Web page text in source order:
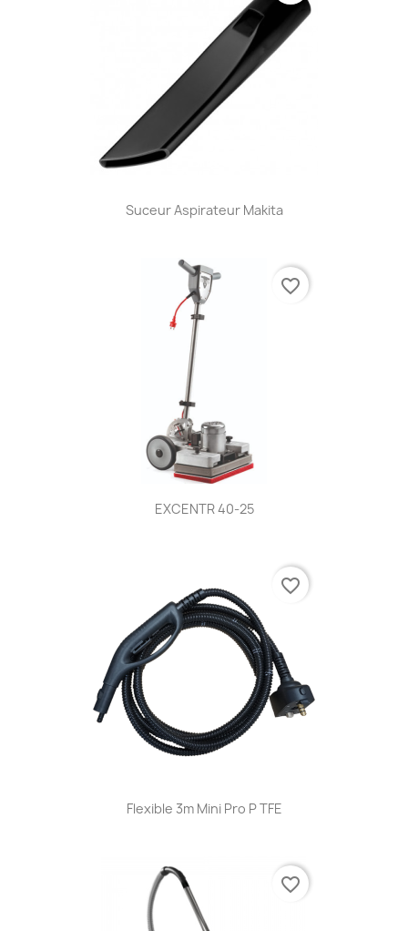
Suceur Aspirateur Makita
EXCENTR 40-25
favorite_border
Flexible 3m Mini Pro P TFE
favorite_border
favorite_border